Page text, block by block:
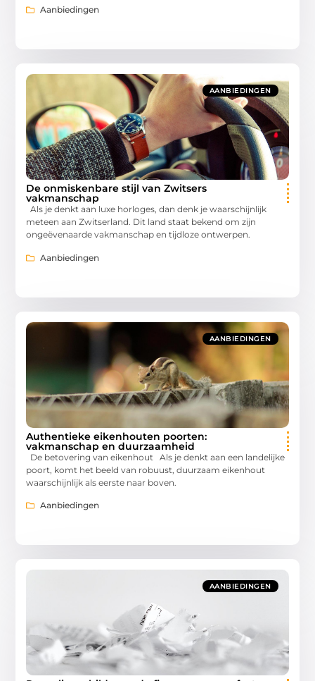
Aanbiedingen
AANBIEDINGEN
De onmiskenbare stijl van Zwitsers
vakmanschap
Als je denkt aan luxe horloges, dan denk je waarschijnlijk
meteen aan Zwitserland. Dit land staat bekend om zijn
ongeëvenaarde vakmanschap en tijdloze ontwerpen.
Aanbiedingen
AANBIEDINGEN
Authentieke eikenhouten poorten:
vakmanschap en duurzaamheid
De betovering van eikenhout Als je denkt aan een landelijke
poort, komt het beeld van robuust, duurzaam eikenhout
waarschijnlijk als eerste naar boven.
Aanbiedingen
AANBIEDINGEN